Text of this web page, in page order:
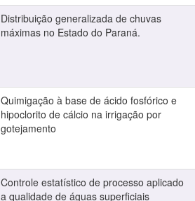
Distribuição generalizada de chuvas
máximas no Estado do Paraná.
Quimigação à base de ácido fosfórico e
hipoclorito de cálcio na irrigação por
gotejamento
Controle estatístico de processo aplicado
a qualidade de águas superficiais